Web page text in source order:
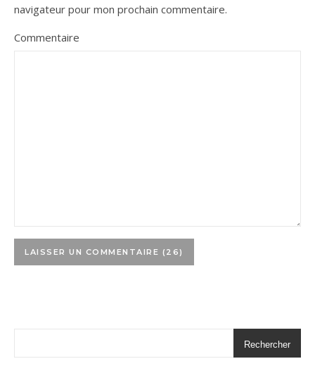
navigateur pour mon prochain commentaire.
Commentaire
Rechercher